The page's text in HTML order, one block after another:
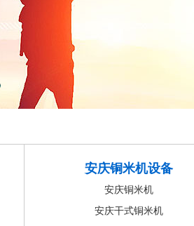
安庆铜米机设备
安庆铜米机
安庆干式铜米机